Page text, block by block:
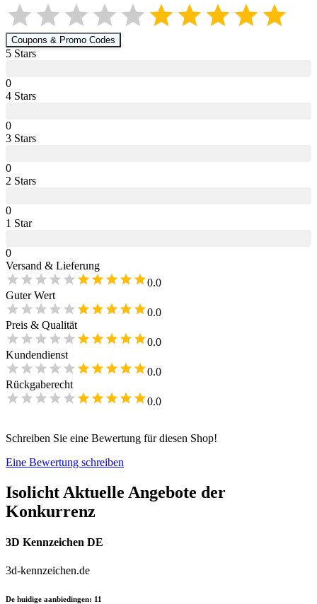
Coupons & Promo Codes
5 Stars
0
4 Stars
0
3 Stars
0
2 Stars
0
1 Star
0
Versand & Lieferung
0.0
Guter Wert
0.0
Preis & Qualität
0.0
Kundendienst
0.0
Rückgaberecht
0.0
Schreiben Sie eine Bewertung für diesen Shop!
Eine Bewertung schreiben
Isolicht Aktuelle Angebote der
Konkurrenz
3D Kennzeichen DE
3d-kennzeichen.de
De huidige aanbiedingen: 11